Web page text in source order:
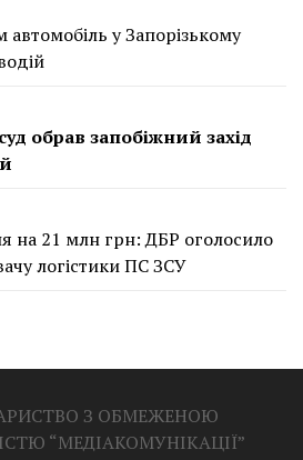
у Запорізькому
обрав запобіжний захід
на 21 млн грн: ДБР оголосило
логістики ПС ЗСУ
З ОБМЕЖЕНОЮ
“МЕДІАКОМУНІКАЦІЇ”